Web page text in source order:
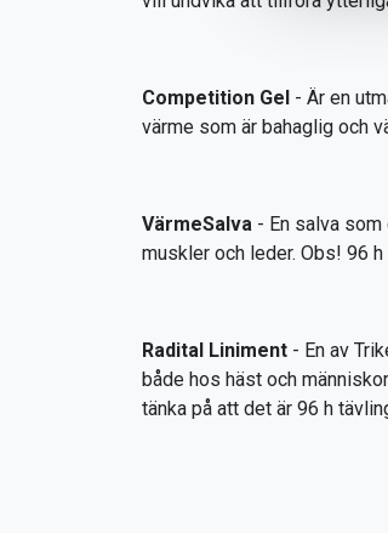
Competition Gel - Är en
värme som är bahaglig och
VärmeSalva - En salva
muskler och leder. Obs! 96
Radital Liniment - En av
både hos häst och
tänka på att det är 96 h